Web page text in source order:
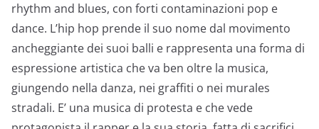
rhythm and blues, con forti contaminazioni pop e
dance. L’hip hop prende il suo nome dal movimento
ancheggiante dei suoi balli e rappresenta una forma di
espressione artistica che va ben oltre la musica,
giungendo nella danza, nei graffiti o nei murales
stradali. E’ una musica di protesta e che vede